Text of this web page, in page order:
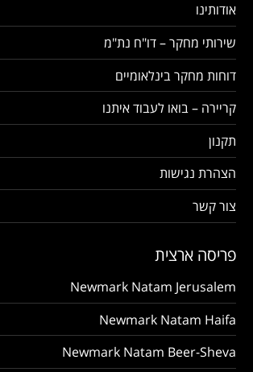
אודותינו
שירותי מחקר – דו"ח נת"מ
דוחות מחקר בינלאומיים
קריירה – בואו לעבוד איתנו
תקנון
הצהרת נגישות
צור קשר
פריסה ארצית
Newmark Natam Jerusalem
Newmark Natam Haifa
Newmark Natam Beer-Sheva